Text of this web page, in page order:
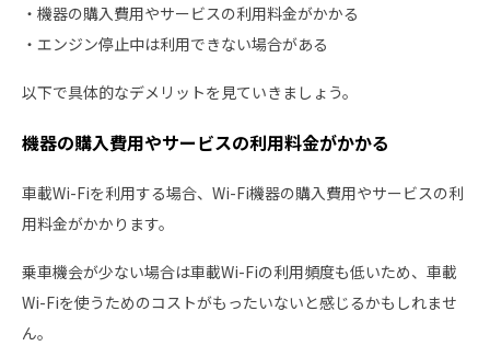
・機器の購入費用やサービスの利用料金がかかる
・エンジン停止中は利用できない場合がある
以下で具体的なデメリットを見ていきましょう。
機器の購入費用やサービスの利用料金がかかる
車載Wi-Fiを利用する場合、Wi-Fi機器の購入費用やサービスの利
用料金がかかります。
乗車機会が少ない場合は車載Wi-Fiの利用頻度も低いため、車載
Wi-Fiを使うためのコストがもったいないと感じるかもしれませ
ん。